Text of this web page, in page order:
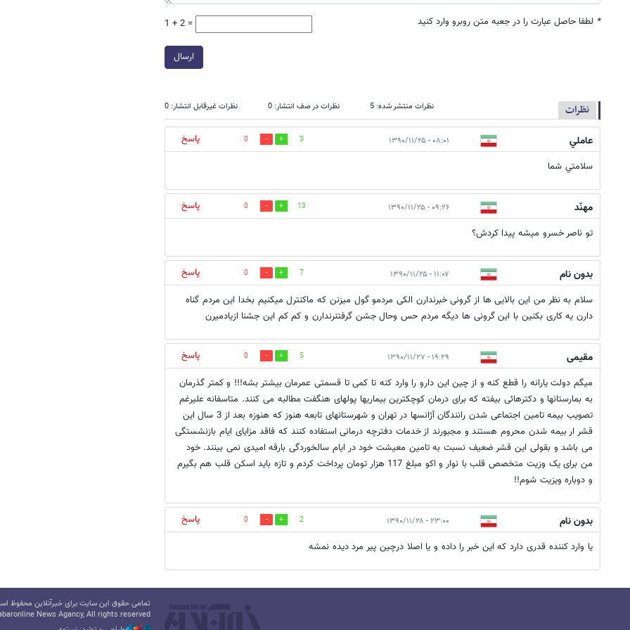
* لطفا حاصل عبارت را در جعبه متن روبرو وارد کنید 1 + 2 =
ارسال
نظرات نظرات منتشر شده: 5 نظرات در صف انتشار: 0 نظرات غیرقابل انتشار: 0
عاملي ۰۸:۰۱ - ۱۳۹۰/۱۱/۲۵ 3
0
پاسخ
سلامتي شما
مهنّد ۰۹:۲۶ - ۱۳۹۰/۱۱/۲۵ 13
0
پاسخ
تو ناصر خسرو میشه پیدا کردش؟
بدون نام ۱۱:۰۷ - ۱۳۹۰/۱۱/۲۵ 7
0
پاسخ
سلام به نظر من این بالایی ها از گرونی خبرندارن الکی مردمو گول میزنن که ماکنترل میکنیم بخدا این مردم گناه
دارن یه کاری بکنین با این گرونی ها دیگه مردم حس وحال جشن گرفتنرندارن و کم کم این جشنا ازیادمیرن
مقیمی ۱۹:۲۹ - ۱۳۹۰/۱۱/۲۷ 5
0
پاسخ
میگم دولت یارانه را قطع کنه و از چین این دارو را وارد کنه تا کمی تا قسمتی عمرمان بیشتر بشه!!! و کمتر گذرمان
به بمارستانها و دکترهائی بیفته که برای درمان کوچکترین بیماریها پولهای هنگفت مطالبه می کنند. متاسفانه علیرغم
تصویب بیمه تامین اجتماعی شدن رانندگان آژانسها در تهران و شهرستانهای تابعه هنوز که هنوزه بعد از 3 سال این
قشر ار بیمه شدن محروم هستند و مجبورند از خدمات دفترچه درمانی استفاده کنند که فاقد مزایای ایام بازنشستگی
می باشد و بقولی این قشر ضعیف نسبت به تامین معیشت خود در ایام سالخوردگی بارقه امیدی نمی بینند. خود
من برای یک وزیت متخصص قلب با نوار و اکو مبلغ 117 هزار تومان پرداخت کردم و تازه باید اسکن قلب هم بگیرم
و دوباره ویزیت شوم!!
بدون نام ۲۳:۰۰ - ۱۳۹۰/۱۱/۲۸ 2
0
پاسخ
یا وارد کننده قدری دارد که این خبر را داده و یا اصلا درچین پیر مرد دیده نمشه
تمامی حقوق این سایت برای خبرآنلاین محفوظ
News Agancy, All rights reserved